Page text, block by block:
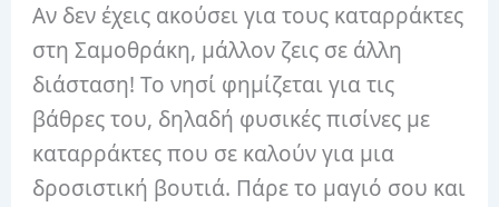
Αν δεν έχεις ακούσει για τους καταρράκτες
στη Σαμοθράκη, μάλλον ζεις σε άλλη
διάσταση! Το νησί φημίζεται για τις
βάθρες του, δηλαδή φυσικές πισίνες με
καταρράκτες που σε καλούν για μια
δροσιστική βουτιά. Πάρε το μαγιό σου και